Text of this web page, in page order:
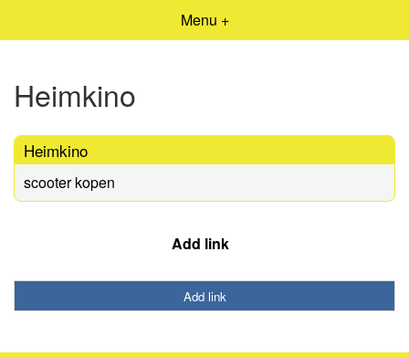
Menu +
Heimkino
Heimkino
scooter kopen
Add link
Add link